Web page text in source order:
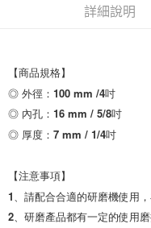
詳細說明
【商品規格】
◎ 外徑：100 mm /4吋
◎ 內孔：16 mm / 5/8吋
◎ 厚度：7 mm / 1/4吋
【注意事項】
1、請配合合適的研磨機使用
2、研磨產品都有一定的使用